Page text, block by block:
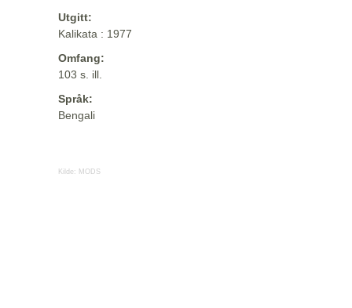
Utgitt:
Kalikata : 1977
Omfang:
103 s. ill.
Språk:
Bengali
Kilde: MODS